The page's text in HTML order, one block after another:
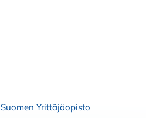
Suomen Yrittäjäopisto